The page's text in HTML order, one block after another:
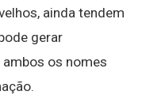
ainda tendem
gerar
os nomes